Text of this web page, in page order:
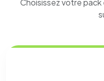
Choisissez votre